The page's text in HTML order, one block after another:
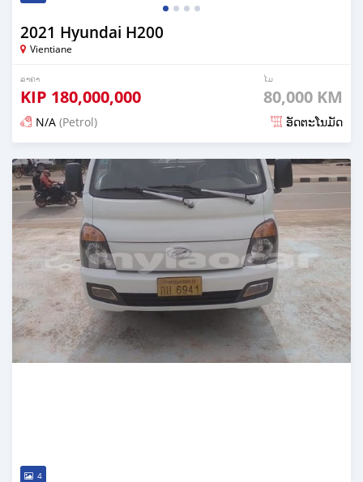
2021 Hyundai H200
Vientiane
ລາຄາ
KIP 180,000,000
ໄມ
80,000 KM
N/A (Petrol) ອັດຕະໂນມັດ
ໂພດ almost 3 years ກ່ອນ ໜ້າ ນີ້
4